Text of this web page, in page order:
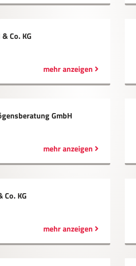
Co. KG
mehr anzeigen
GmbH
mehr anzeigen
Co. KG
mehr anzeigen